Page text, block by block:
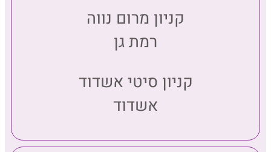
קניון מרום נווה
רמת גן
קניון סיטי אשדוד
אשדוד